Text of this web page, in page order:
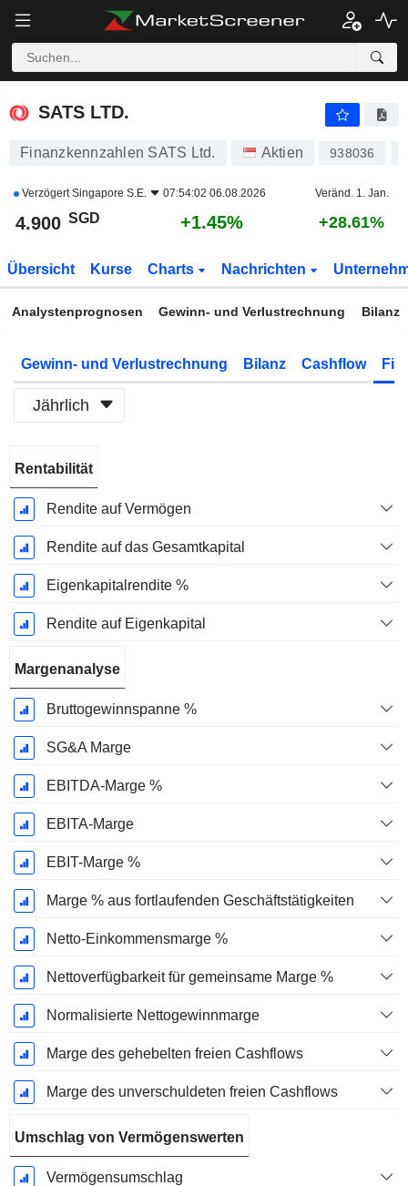
SATS LTD.
SATS LTD.
Finanzkennzahlen SATS Ltd. Aktien 938036
VerzögertSingapore S.E. 07:54:02 06.08.2026 Veränd. 1. Jan.
4.900 SGD +1.45% +28.61%
Übersicht Kurse Charts Nachrichten
Analystenprognosen Gewinn- und Verlustrechnung Bilanz
Gewinn- und Verlustrechnung Bilanz Cashflow
Jährlich
Geschäftsjahres:
Rentabilität
Rendite auf Vermögen
Rendite auf das Gesamtkapital
Eigenkapitalrendite %
Rendite auf Eigenkapital
Margenanalyse
Bruttogewinnspanne %
SG&A Marge
EBITDA-Marge %
EBITA-Marge
EBIT-Marge %
Marge % aus fortlaufenden Geschäftstätigkeiten
Netto-Einkommensmarge %
Nettoverfügbarkeit für gemeinsame Marge %
Normalisierte Nettogewinnmarge
Marge des gehebelten freien Cashflows
Marge des unverschuldeten freien Cashflows
Umschlag von Vermögenswerten
Vermögensumschlag